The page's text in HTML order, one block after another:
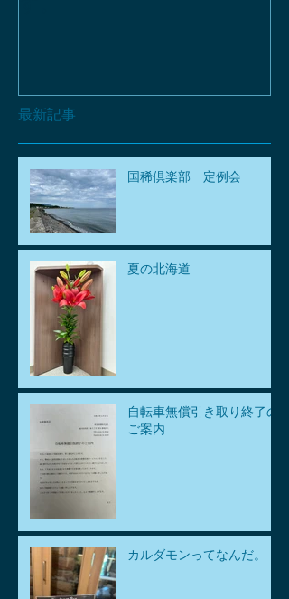
最新記事
国稀倶楽部 定例会
夏の北海道
自転車無償引き取り終了の
ご案内
カルダモンってなんだ。